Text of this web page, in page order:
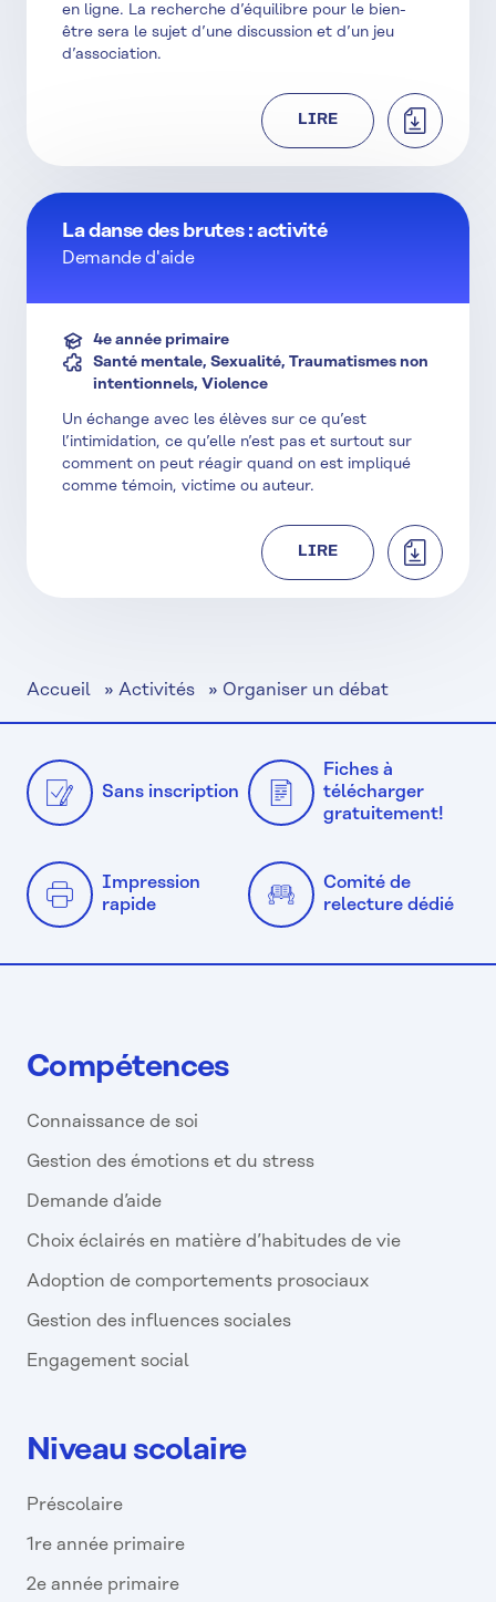
en ligne. La recherche d’équilibre pour le bien-
être sera le sujet d’une discussion et d’un jeu
d’association.
LIRE
La danse des brutes : activité
Demande d'aide
4e année primaire
Santé mentale, Sexualité, Traumatismes non
intentionnels, Violence
Un échange avec les élèves sur ce qu’est
l’intimidation, ce qu’elle n’est pas et surtout sur
comment on peut réagir quand on est impliqué
comme témoin, victime ou auteur.
LIRE
Accueil » Activités » Organiser un débat
Sans inscription
Fiches à
télécharger
gratuitement!
Impression
rapide
Comité de
relecture dédié
Compétences
Connaissance de soi
Gestion des émotions et du stress
Demande d’aide
Choix éclairés en matière d’habitudes de vie
Adoption de comportements prosociaux
Gestion des influences sociales
Engagement social
Niveau scolaire
Préscolaire
1re année primaire
2e année primaire